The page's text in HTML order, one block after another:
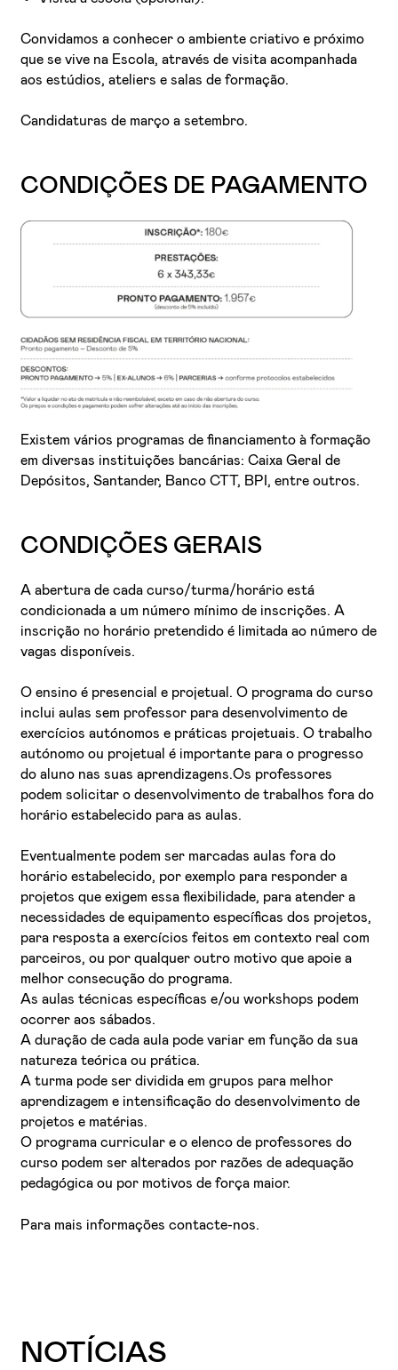
Convidamos a conhecer o ambiente criativo e próximo
que se vive na Escola, através de visita acompanhada
aos estúdios, ateliers e salas de formação.
Candidaturas de março a setembro.
CONDIÇÕES DE PAGAMENTO
Existem vários programas de financiamento à formação
em diversas instituições bancárias: Caixa Geral de
Depósitos, Santander, Banco CTT, BPI, entre outros.
CONDIÇÕES GERAIS
A abertura de cada curso/turma/horário está
condicionada a um número mínimo de inscrições. A
inscrição no horário pretendido é limitada ao número de
vagas disponíveis.
O ensino é presencial e projetual. O programa do curso
inclui aulas sem professor para desenvolvimento de
exercícios autónomos e práticas projetuais. O trabalho
autónomo ou projetual é importante para o progresso
do aluno nas suas aprendizagens.Os professores
podem solicitar o desenvolvimento de trabalhos fora do
horário estabelecido para as aulas.
Eventualmente podem ser marcadas aulas fora do
horário estabelecido, por exemplo para responder a
projetos que exigem essa flexibilidade, para atender a
necessidades de equipamento específicas dos projetos,
para resposta a exercícios feitos em contexto real com
parceiros, ou por qualquer outro motivo que apoie a
melhor consecução do programa.
As aulas técnicas específicas e/ou workshops podem
ocorrer aos sábados.
A duração de cada aula pode variar em função da sua
natureza teórica ou prática.
A turma pode ser dividida em grupos para melhor
aprendizagem e intensificação do desenvolvimento de
projetos e matérias.
O programa curricular e o elenco de professores do
curso podem ser alterados por razões de adequação
pedagógica ou por motivos de força maior.
Para mais informações contacte-nos.
NOTÍCIAS